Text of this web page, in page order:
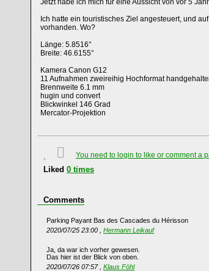
Jetzt habe ich mich für eine Aussicht von vor 5
Ich hatte ein touristisches Ziel angesteuert, und
vorhanden. Wo?
Länge: 5.8516°
Breite: 46.6155°
Kamera Canon G12
11 Aufnahmen zweireihig Hochformat
Brennweite 6.1 mm
hugin und convert
Blickwinkel 146 Grad
Mercator-Projektion
You need to login to like or comment a
Liked 0 times
Comments
Parking Payant Bas des Cascades du Hérisson
2020/07/25 23:00 , Hermann Leikauf
Ja, da war ich vorher gewesen.
Das hier ist der Blick von oben.
2020/07/26 07:57 , Klaus Föhl